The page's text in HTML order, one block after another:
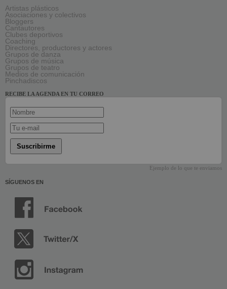
Artistas plásticos
Asociaciones y colectivos
Bloggers
Cantautores
Clubes deportivos
Coaching
Directores, productores y actores
Grupos de danza
Grupos de música
Grupos de teatro
Medios de comunicación
Pinchadiscos
RECIBE LA AGENDA EN TU CORREO
Suscribirme
Ejemplo de lo que te enviamos
SÍGUENOS EN